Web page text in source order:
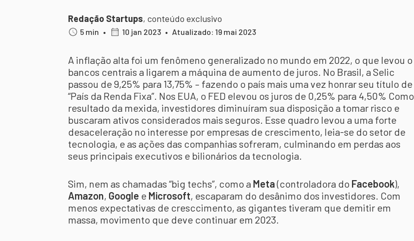
Redação Startups, conteúdo exclusivo
5 min • 10 jan 2023 • Atualizado: 19 mai 2023
A inflação alta foi um fenômeno generalizado no mundo em 2022, o que levou o
bancos centrais a ligarem a máquina de aumento de juros. No Brasil, a Selic
passou de 9,25% para 13,75% – fazendo o país mais uma vez honrar seu título de
“País da Renda Fixa”. Nos EUA, o FED elevou os juros de 0,25% para 4,50% Como
resultado da mexida, investidores diminuíram sua disposição a tomar risco e
buscaram ativos considerados mais seguros. Esse quadro levou a uma forte
desaceleração no interesse por empresas de crescimento, leia-se do setor de
tecnologia, e as ações das companhias sofreram, culminando em perdas aos
seus principais executivos e bilionários da tecnologia.
Sim, nem as chamadas “big techs”, como a Meta(controladora do Facebook),
Amazon, Google e Microsoft, escaparam do desânimo dos investidores. Com
menos expectativas de cresccimento, as gigantes tiveram que demitir em
massa, movimento que deve continuar em 2023.